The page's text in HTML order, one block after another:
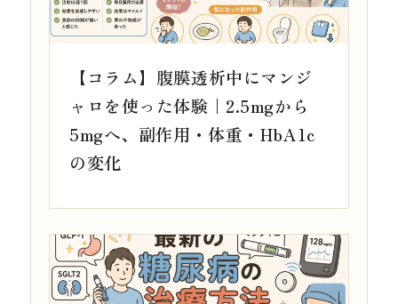
【コラム】腹膜透析中にマンジ
ャロを使った体験｜2.5mgから
5mgへ、副作用・体重・HbA1c
の変化